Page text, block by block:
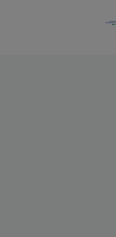
测试，不可用于